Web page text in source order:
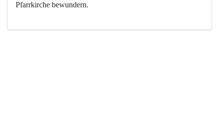
Pfarrkirche bewundern.
Der Weinbau dominert heute nicht mehr, ist aber integrativer